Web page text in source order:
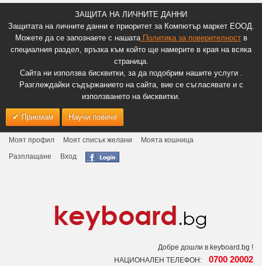
ЗАЩИТА НА ЛИЧНИТЕ ДАННИ
Защитата на личните данни е приоритет за Компютър маркет ЕООД.
Можете да се запознаете с нашатаПолитика за поверителноств
специалния раздел, връзка към който ще намерите в края на всяка
страница.
Сайта ни използва бисквитки, за да подобрим нашите услуги .
Разглеждайки съдържанието на сайта, вие се съгласявате и с
използването на бисквитки.
Приемам Научи повече
Моят профил Моят списък желани
Моята кошница
Разплащане
Вход
Добре дошли в keyboard.bg !
НАЦИОНАЛЕН ТЕЛЕФОН: 0700 20002